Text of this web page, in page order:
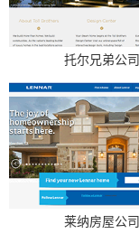
托尔兄弟公司
莱纳房屋公司